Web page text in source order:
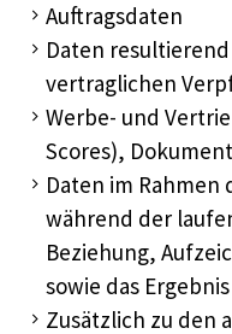
Auftragsdaten
Daten
vertraglichen
Werbe- und
Scores),
Daten im Rahmen
während der
Beziehung,
sowie das
Zusätzlich zu den